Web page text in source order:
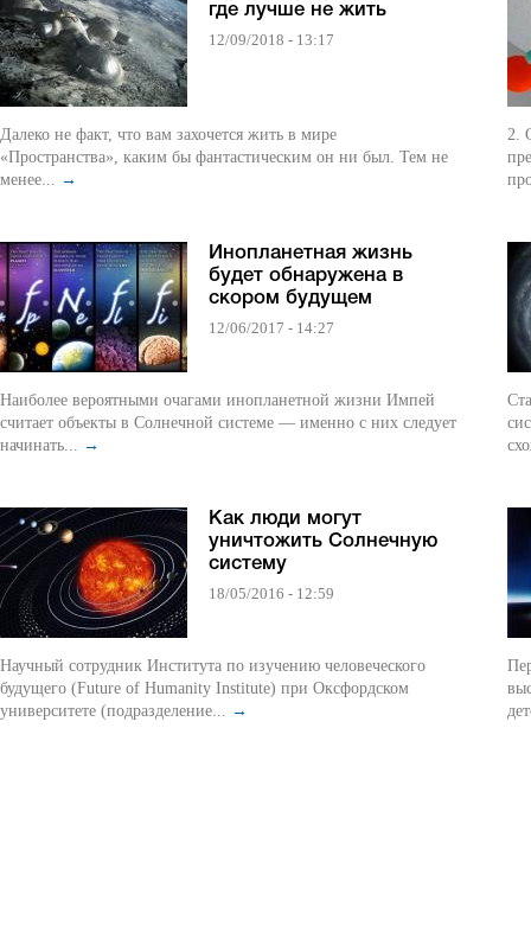
где лучше не жить
12/09/2018 - 13:17
Далеко не факт, что вам захочется жить в мире
«Пространства», каким бы фантастическим он ни был. Тем не
менее... →
Инопланетная жизнь
будет обнаружена в
скором будущем
12/06/2017 - 14:27
Наиболее вероятными очагами инопланетной жизни Импей
считает объекты в Солнечной системе — именно с них следует
начинать... →
Как люди могут
уничтожить Солнечную
систему
18/05/2016 - 12:59
Научный сотрудник Института по изучению человеческого
будущего (Future of Humanity Institute) при Оксфордском
университете (подразделение... →
2.